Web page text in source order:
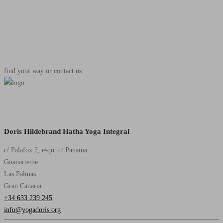
find your way or contact us
Doris Hildebrand Hatha Yoga Integral
c/ Palafox 2, esqu. c/ Panama
Guanarteme
Las Palmas
Gran Canaria
+34 633 239 245
info@yogadoris.org